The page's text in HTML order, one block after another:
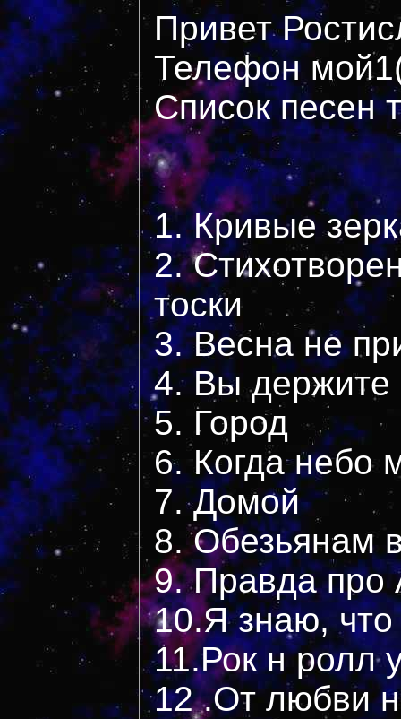
Привет
Телефон
Список песен
1. Кривые
2.
тоски
3. Весна не
4. Вы держите
5. Город
6. Когда небо
7. Домой
8. Обезьянам
9. Правда про
10.Я знаю, что
11.Рок н ролл
12 .От любви